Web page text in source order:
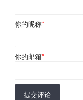
你的昵称*
你的邮箱*
提交评论